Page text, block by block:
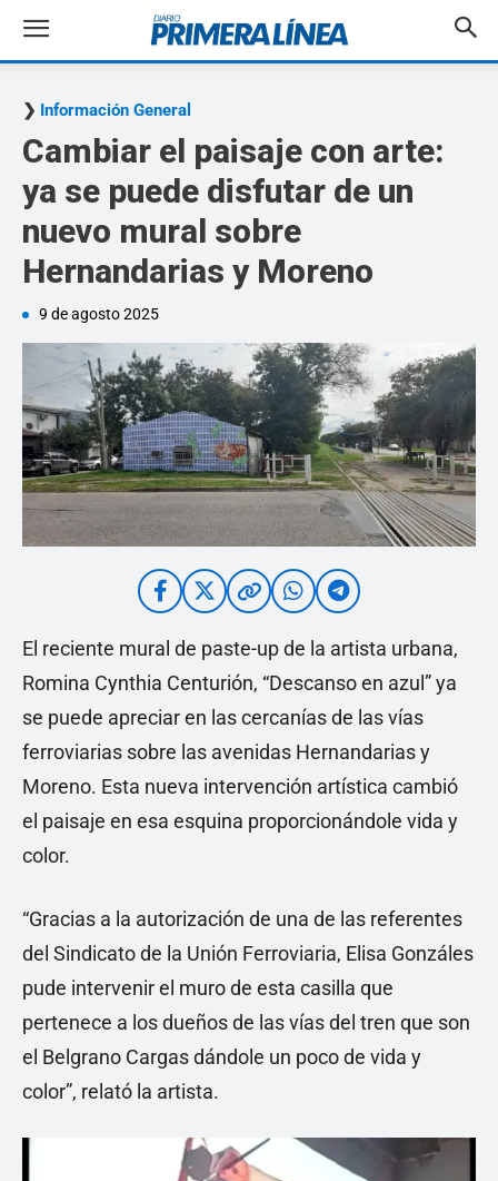
Información General
Cambiar el paisaje con arte:
ya se puede disfutar de un
nuevo mural sobre
Hernandarias y Moreno
9 de agosto 2025
El reciente mural de paste-up de la artista urbana,
Romina Cynthia Centurión, “Descanso en azul” ya
se puede apreciar en las cercanías de las vías
ferroviarias sobre las avenidas Hernandarias y
Moreno. Esta nueva intervención artística cambió
el paisaje en esa esquina proporcionándole vida y
color.
“Gracias a la autorización de una de las referentes
del Sindicato de la Unión Ferroviaria, Elisa Gonzáles
pude intervenir el muro de esta casilla que
pertenece a los dueños de las vías del tren que son
el Belgrano Cargas dándole un poco de vida y
color”, relató la artista.